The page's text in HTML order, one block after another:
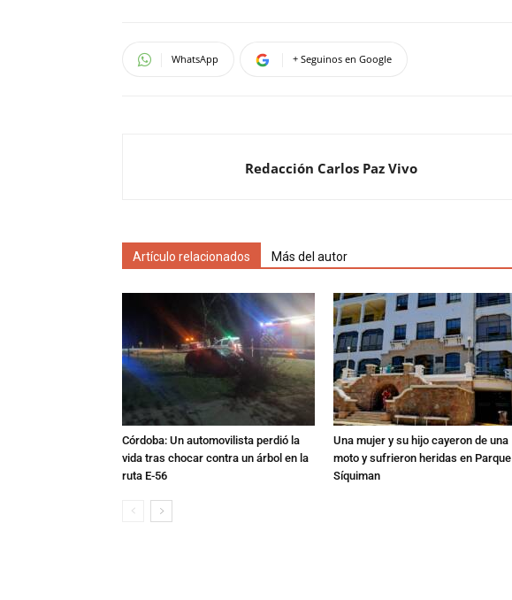
WhatsApp + Seguinos en Google
Redacción Carlos Paz Vivo
Artículo relacionados Más del autor
Córdoba: Un automovilista perdió la
vida tras chocar contra un árbol en la
ruta E-56
Una mujer y su hijo cayeron de una
moto y sufrieron heridas en Parque
Síquiman